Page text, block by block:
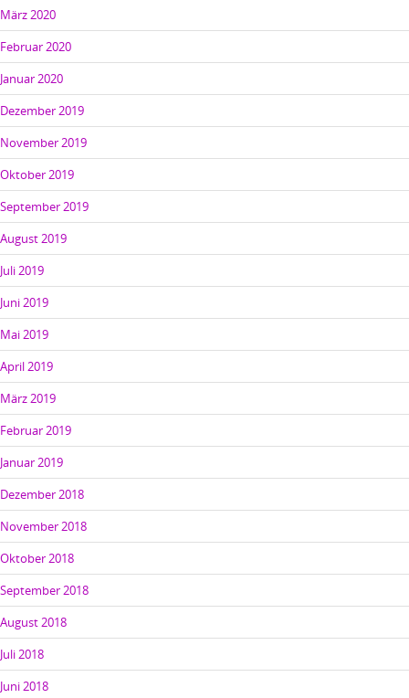
März 2020
Februar 2020
Januar 2020
Dezember 2019
November 2019
Oktober 2019
September 2019
August 2019
Juli 2019
Juni 2019
Mai 2019
April 2019
März 2019
Februar 2019
Januar 2019
Dezember 2018
November 2018
Oktober 2018
September 2018
August 2018
Juli 2018
Juni 2018